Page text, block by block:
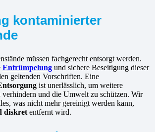
kontaminierter
müssen fachgerecht entsorgt werden.
Entrümpelung und sichere Beseitigung dieser
geltenden Vorschriften. Eine
ist unerlässlich, um weitere
und die Umwelt zu schützen. Wir
was nicht mehr gereinigt werden kann,
diskret entfernt wird.